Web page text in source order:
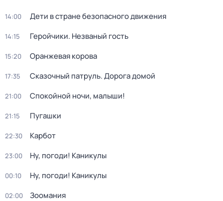
14:00 Дети в стране безопасного движения
14:15 Геройчики. Незваный гость
15:20 Оранжевая корова
17:35 Сказочный патруль. Дорога домой
21:00 Спокойной ночи, малыши!
21:15 Пугашки
22:30 Карбот
23:00 Ну, погоди! Каникулы
00:10 Ну, погоди! Каникулы
02:00 Зоомания